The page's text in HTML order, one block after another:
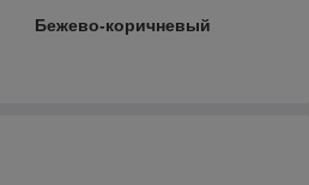
Бежево-коричневый